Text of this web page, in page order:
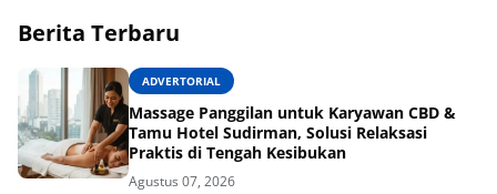
Berita Terbaru
ADVERTORIAL
Massage Panggilan untuk Karyawan CBD &
Tamu Hotel Sudirman, Solusi Relaksasi
Praktis di Tengah Kesibukan
Agustus 07, 2026